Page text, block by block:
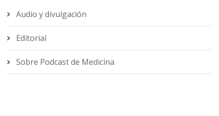
Audio y divulgación
Editorial
Sobre Podcast de Medicina